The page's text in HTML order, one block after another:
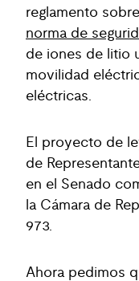
reglamento
norma de
de iones de litio
movilidad
eléctricas.
El proyecto de
de
en el Senado
la Cámara de
973.
Ahora pedimos